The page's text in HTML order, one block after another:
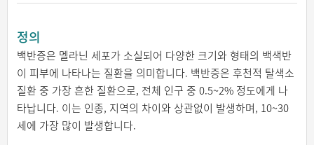
정의
백반증은 멜라닌 세포가 소실되어 다양한 크기와 형태의 백색반
이 피부에 나타나는 질환을 의미합니다. 백반증은 후천적 탈색소
질환 중 가장 흔한 질환으로, 전체 인구 중 0.5~2% 정도에게 나
타납니다. 이는 인종, 지역의 차이와 상관없이 발생하며, 10~30
세에 가장 많이 발생합니다.